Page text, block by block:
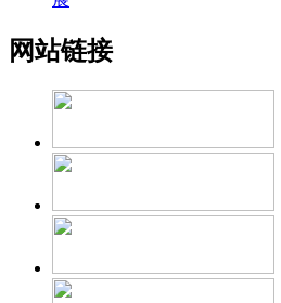
网站链接